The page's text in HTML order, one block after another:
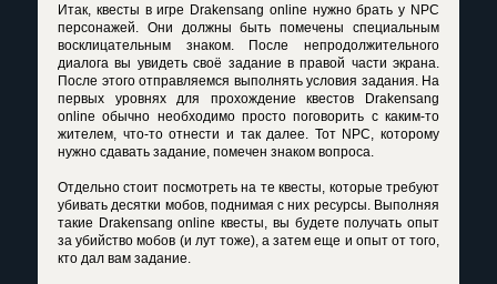
Итак, квесты в игре Drakensang online нужно брать у NPC
персонажей. Они должны быть помечены специальным
восклицательным знаком. После непродолжительного
диалога вы увидеть своё задание в правой части экрана.
После этого отправляемся выполнять условия задания. На
первых уровнях для прохождение квестов Drakensang
online обычно необходимо просто поговорить с каким-то
жителем, что-то отнести и так далее. Тот NPC, которому
нужно сдавать задание, помечен знаком вопроса.
Отдельно стоит посмотреть на те квесты, которые требуют
убивать десятки мобов, поднимая с них ресурсы. Выполняя
такие Drakensang online квесты, вы будете получать опыт
за убийство мобов (и лут тоже), а затем еще и опыт от того,
кто дал вам задание.